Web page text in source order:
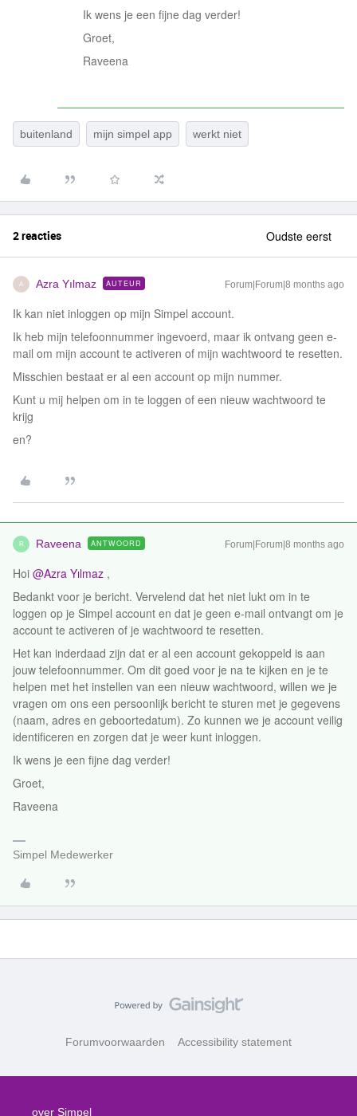
Ik wens je een fijne dag verder!
Groet,
Raveena
buitenland mijn simpel app werkt niet
2 reacties Oudste eerst
A Azra Yılmaz AUTEUR Forum|Forum|8 months ago
Ik kan niet inloggen op mijn Simpel account.
Ik heb mijn telefoonnummer ingevoerd, maar ik ontvang geen e-
mail om mijn account te activeren of mijn wachtwoord te resetten.
Misschien bestaat er al een account op mijn nummer.
Kunt u mij helpen om in te loggen of een nieuw wachtwoord te
krijg
en?
R Raveena ANTWOORD Forum|Forum|8 months ago
Hoi ​ @Azra Yılmaz ,
Bedankt voor je bericht. Vervelend dat het niet lukt om in te
loggen op je Simpel account en dat je geen e-mail ontvangt om je
account te activeren of je wachtwoord te resetten.
Het kan inderdaad zijn dat er al een account gekoppeld is aan
jouw telefoonnummer. Om dit goed voor je na te kijken en je te
helpen met het instellen van een nieuw wachtwoord, willen we je
vragen om ons een persoonlijk bericht te sturen met je gegevens
(naam, adres en geboortedatum). Zo kunnen we je account veilig
identificeren en zorgen dat je weer kunt inloggen.
Ik wens je een fijne dag verder!
Groet,
Raveena
Simpel Medewerker
Forumvoorwaarden Accessibility statement
over Simpel